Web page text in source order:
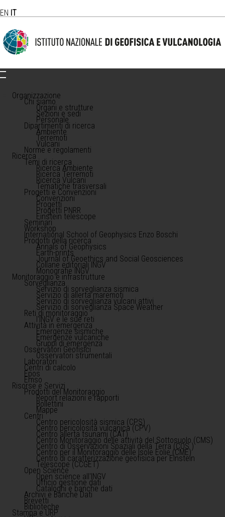
EN IT
Organizzazione
Chi siamo
Organi e strutture
Sezioni e sedi
Personale
Dipartimenti di ricerca
Ambiente
Terremoti
Vulcani
Norme e regolamenti
Ricerca
Temi di ricerca
Ricerca Ambiente
Ricerca Terremoti
Ricerca Vulcani
Tematiche trasversali
Progetti e Convenzioni
Convenzioni
Progetti
Progetti PNRR
Einstein telescope
Seminari
Workshop
International School of Geophysics Enzo Boschi
Prodotti della ricerca
Annals of Geophysics
Earth-prints
Journal of Geoethics and Social Geosciences
Collane editoriali INGV
Monografie INGV
Monitoraggio e infrastrutture
Sorveglianza
Servizio di sorveglianza sismica
Servizio di allerta maremoti
Servizio di sorveglianza vulcani attivi
Servizio di sorveglianza Space Weather
Reti di monitoraggio
l'INGV e le sue reti
Attività in emergenza
Emergenze sismiche
Emergenze vulcaniche
Gruppi di emergenza
Osservatori Geofisici
Osservatori strumentali
Laboratori
Centri di calcolo
Epos
Emso
Risorse e Servizi
Prodotti del Monitoraggio
Report relazioni e rapporti
Bollettini
Mappe
Centri
Centro pericolosità sismica (CPS)
Centro pericolosità vulcanica (CPV)
Centro allerta tsunami (CAT)
Centro Monitoraggio delle attività del Sottosuolo (CMS)
Centro di Osservazioni Spaziali della Terra (COS )
Centro per il Monitoraggio delle Isole Eolie (CME)
Centro di caratterizzazione geofisica per Einstein
Telescope (CCGET)
Open Science
Open science all'INGV
Ufficio gestione dati
Cataloghi e banche dati
Archivi e Banche Dati
Brevetti
Biblioteche
Stampa e URP